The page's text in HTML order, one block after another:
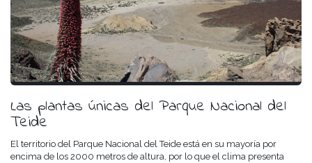
Las plantas únicas del Parque Nacional del
Teide
El territorio del Parque Nacional del Teide está en su mayoría por
encima de los 2000 metros de altura, por lo que el clima presenta